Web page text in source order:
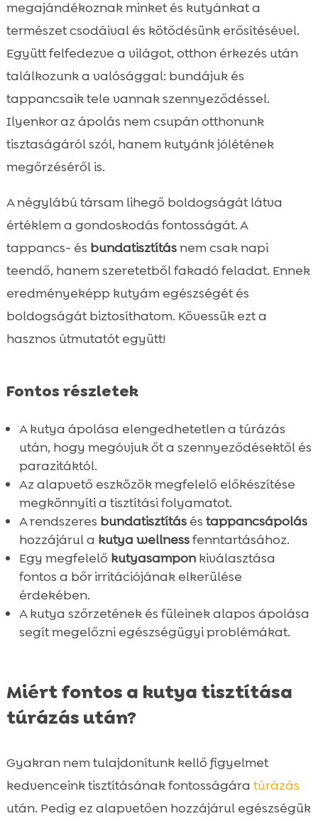
 Milyen eszközökre van szükségünk?
 Hogyan készítsük elő a kutyát a tisztításra?
 Hogyan tisztítsuk meg a kutya bundáját és
tappancsát?
A megfelelő kutyasampon kiválasztása
Kutyaszőr szárítása
Kényelmi tippek a kutyasamponozáshoz
Hogyan tartsuk tisztán a kutya fülét?
 CricksyDog termékek bemutatása
 Kutya tisztítás túra után ősz
 Gyakori hibák a kutya tisztítása során
Tippek érzékeny bőrű kutyák ápolásához
 Hogyan válasszuk ki a legjobb kutyahámot
vagy pórázt túrázáshoz?
Összefoglaló
megajándékoznak minket és kutyánkat a
természet csodáival és kötődésünk erősítésével.
Együtt felfedezve a világot, otthon érkezés után
találkozunk a valósággal: bundájuk és
tappancsaik tele vannak szennyeződéssel.
Ilyenkor az ápolás nem csupán otthonunk
tisztaságáról szól, hanem kutyánk jólétének
megőrzéséről is.
A négylábú társam lihegő boldogságát látva
értéklem a gondoskodás fontosságát. A
tappancs- és bundatisztításnem csak napi
teendő, hanem szeretetből fakadó feladat. Ennek
eredményeképp kutyám egészségét és
boldogságát biztosíthatom. Kövessük ezt a
hasznos útmutatót együtt!
Fontos részletek
A kutya ápolása elengedhetetlen a túrázás
után, hogy megóvjuk őt a szennyeződésektől és
parazitáktól.
Az alapvető eszközök megfelelő előkészítése
megkönnyíti a tisztítási folyamatot.
A rendszeres bundatisztításés tappancsápolás
hozzájárul a kutya wellnessfenntartásához.
Egy megfelelő kutyasamponkiválasztása
fontos a bőr irritációjának elkerülése
érdekében.
A kutya szőrzetének és füleinek alapos ápolása
segít megelőzni egészségügyi problémákat.
Miért fontos a kutya tisztítása
túrázás után?
Gyakran nem tulajdonítunk kellő figyelmet
kedvenceink tisztításának fontosságára túrázás
után. Pedig ez alapvetően hozzájárul egészségük